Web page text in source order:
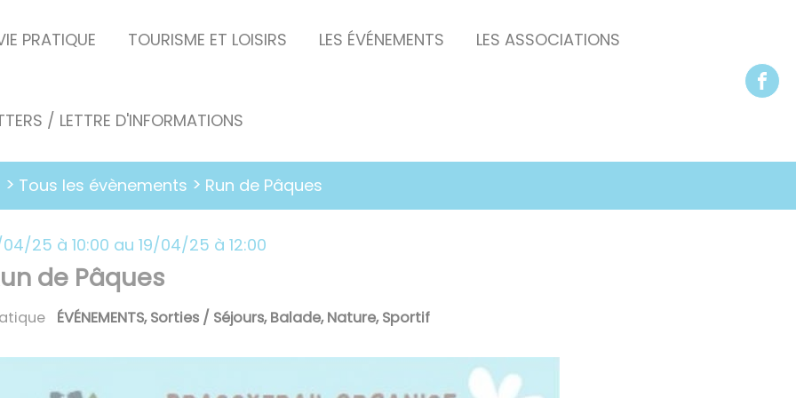
PRATIQUE TOURISME ET LOISIRS LES ÉVÉNEMENTS LES ASSOCIATIONS
/ LETTRE D'INFORMATIONS
Tous les évènements Run de Pâques
04/25 à 10:00 au 19/04/25 à 12:00
de Pâques
ÉVÉNEMENTS,Sorties / Séjours,Balade,Nature,Sportif